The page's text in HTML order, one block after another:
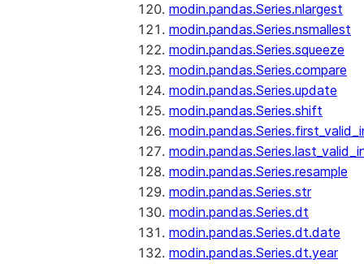
modin.pandas.Series.nlargest
modin.pandas.Series.nsmallest
modin.pandas.Series.squeeze
modin.pandas.Series.compare
modin.pandas.Series.update
modin.pandas.Series.shift
modin.pandas.Series.resample
modin.pandas.Series.str
modin.pandas.Series.dt
modin.pandas.Series.dt.date
modin.pandas.Series.dt.year